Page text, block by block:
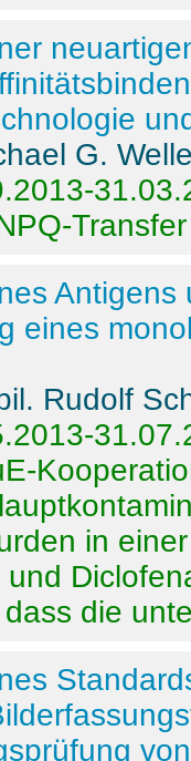
G.
Transfer
eines
Rudolf
in
die